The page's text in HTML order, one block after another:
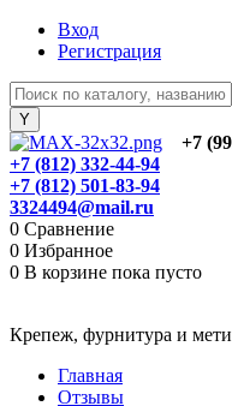
Вход
Регистрация
+7
+7 (812) 332-44-94
+7 (812) 501-83-94
3324494@mail.ru
0 Сравнение
0 Избранное
0 В корзине пока пусто
Крепеж, фурнитура и
Главная
Отзывы